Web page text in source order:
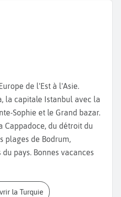
vous rendant à la
au 2ème siècle pour un
porte possède trois
et allez admirer la beauté
cascades de près de 20
situées près de la mer et
non loin de là, des
de l'Est à l'Asie.
la capitale Istanbul avec la
Sophie et le Grand bazar.
Cappadoce, du détroit du
plages de Bodrum,
pays. Bonnes vacances
la Turquie